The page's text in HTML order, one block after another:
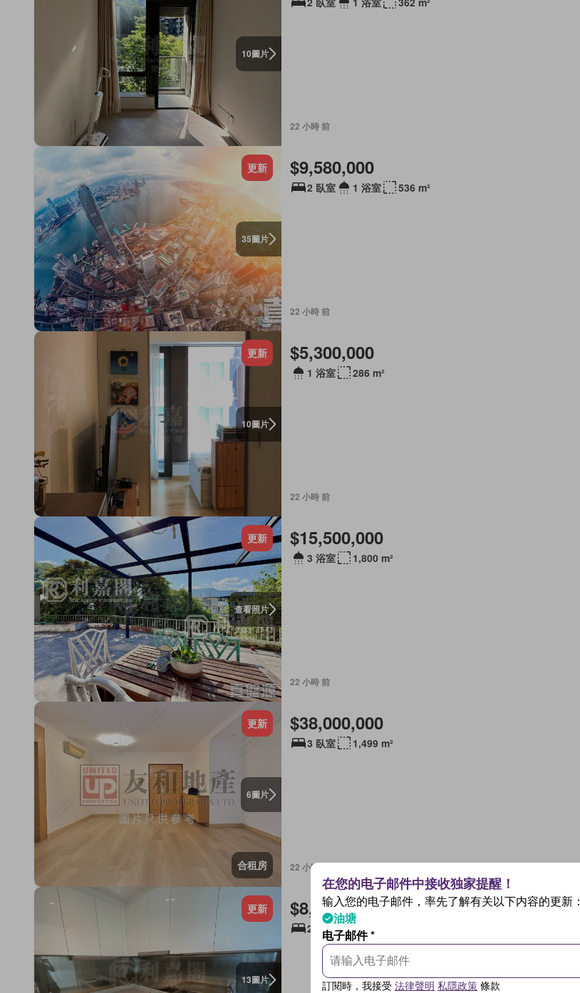
10圖片
22 小時 前
35圖片
更新 $9,580,000
2 臥室 1 浴室 536 m²
22 小時 前
10圖片
更新 $5,300,000
1 浴室 286 m²
22 小時 前
查看照片
更新 $15,500,000
3 浴室 1,800 m²
22 小時 前
6圖片
更新
合租房
$38,000,000
3 臥室 1,499 m²
22 小時 前
13圖片
更新 $8,480,000
2 臥室 1 浴室
输入您的电子邮件，率先了解有关以下内容的更新：
油塘
电子邮件 *
訂閱時，我接受 法律聲明 私隱政策 條款